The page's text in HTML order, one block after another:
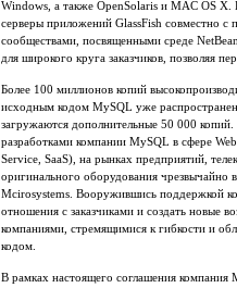
Windows, а также OpenSolaris и MAC OS
серверы приложений GlassFish совместно
сообществами, посвященными среде
для широкого круга заказчиков, позволяя
Более 100 миллионов копий
исходным кодом MySQL уже
загружаются дополнительные 50 000
разработками компании MySQL в сфере
Service, SaaS), на рынках предприятий,
оригинального оборудования
Mcirosystems. Вооружившись поддержкой
отношения с заказчиками и создать новые
компаниями, стремящимися к гибкости и
кодом.
В рамках настоящего соглашения